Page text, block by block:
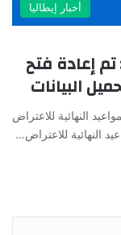
أخبار إيطاليا
تم إعادة فتح
البيانات
النهائية للاعتراض
النهائية للاعتراض…